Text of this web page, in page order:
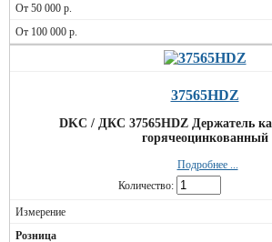
37565HDZ
DKC / ДКС 37565HDZ Держатель
горячеоцинкованный
Подробнее ...
Количество: